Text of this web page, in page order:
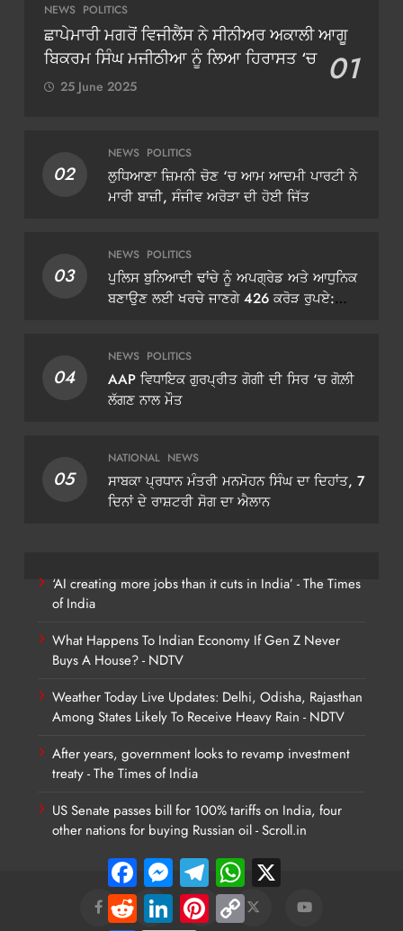
NEWS POLITICS
ਛਾਪੇਮਾਰੀ ਮਗਰੋਂ ਵਿਜੀਲੈਂਸ ਨੇ ਸੀਨੀਅਰ ਅਕਾਲੀ ਆਗੂ
ਬਿਕਰਮ ਸਿੰਘ ਮਜੀਠੀਆ ਨੂੰ ਲਿਆ ਹਿਰਾਸਤ ‘ਚ 01
25 June 2025
02
NEWS POLITICS
ਲੁਧਿਆਣਾ ਜ਼ਿਮਨੀ ਚੋਣ ‘ਚ ਆਮ ਆਦਮੀ ਪਾਰਟੀ ਨੇ
ਮਾਰੀ ਬਾਜ਼ੀ, ਸੰਜੀਵ ਅਰੋੜਾ ਦੀ ਹੋਈ ਜਿੱਤ
03
NEWS POLITICS
ਪੁਲਿਸ ਬੁਨਿਆਦੀ ਢਾਂਚੇ ਨੂੰ ਅਪਗ੍ਰੇਡ ਅਤੇ ਆਧੁਨਿਕ
ਬਣਾਉਣ ਲਈ ਖਰਚੇ ਜਾਣਗੇ 426 ਕਰੋੜ ਰੁਪਏ:
04
NEWS POLITICS
AAP ਵਿਧਾਇਕ ਗੁਰਪ੍ਰੀਤ ਗੋਗੀ ਦੀ ਸਿਰ ‘ਚ ਗੋਲ਼ੀ
ਲੱਗਣ ਨਾਲ ਮੌਤ
05
NATIONAL NEWS
ਸਾਬਕਾ ਪ੍ਰਧਾਨ ਮੰਤਰੀ ਮਨਮੋਹਨ ਸਿੰਘ ਦਾ ਦਿਹਾਂਤ, 7
ਦਿਨਾਂ ਦੇ ਰਾਸ਼ਟਰੀ ਸੋਗ ਦਾ ਐਲਾਨ
‘AI creating more jobs than it cuts in India’ - The Times
of India
What Happens To Indian Economy If Gen Z Never
Buys A House? - NDTV
Weather Today Live Updates: Delhi, Odisha, Rajasthan
Among States Likely To Receive Heavy Rain - NDTV
After years, government looks to revamp investment
treaty - The Times of India
US Senate passes bill for 100% tariffs on India, four
other nations for buying Russian oil - Scroll.in
FacebookMessengerTelegramWhatsApp
Reddit LinkedInPinterestCopy
Link